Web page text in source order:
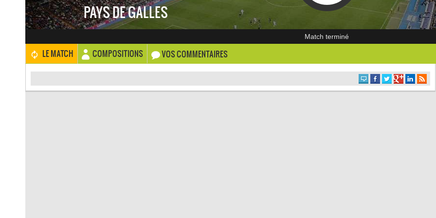
PAYS DE GALLES
Match terminé
LE MATCH COMPOSITIONS VOS COMMENTAIRES